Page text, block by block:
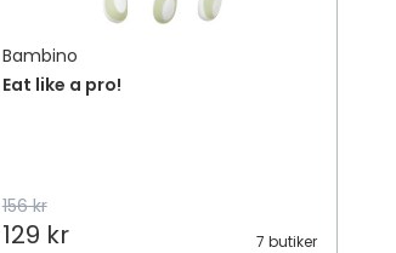
Bambino
Eat like a pro!
156 kr
129 kr 7 butiker